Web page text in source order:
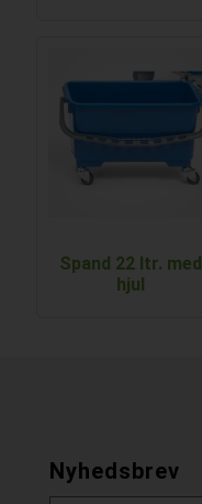
Spand 22 ltr. med
hjul
Nyhedsbrev